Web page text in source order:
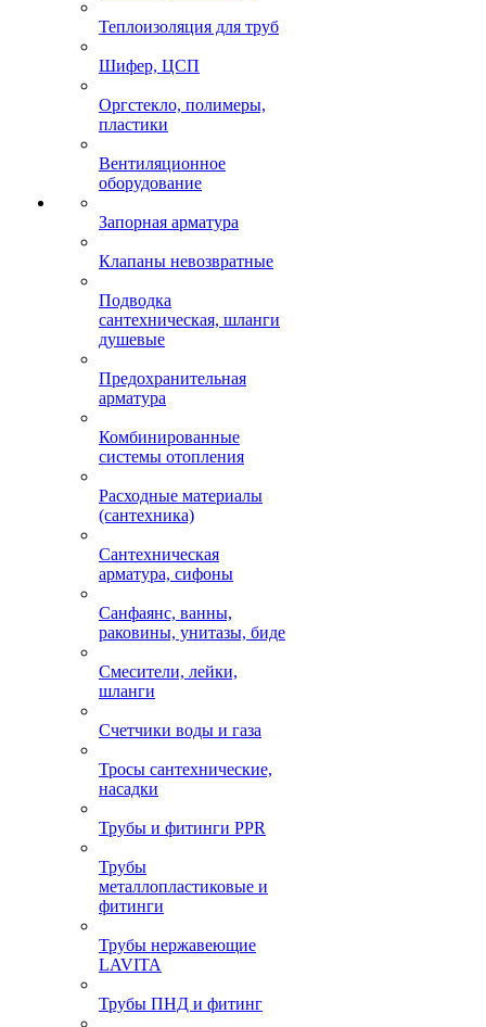
Теплоизоляция для труб
Шифер, ЦСП
Оргстекло, полимеры,
пластики
Вентиляционное
оборудование
Запорная арматура
Клапаны невозвратные
Подводка
сантехническая, шланги
душевые
Предохранительная
арматура
Комбинированные
системы отопления
Расходные материалы
(сантехника)
Сантехническая
арматура, сифоны
Санфаянс, ванны,
раковины, унитазы, биде
Смесители, лейки,
шланги
Счетчики воды и газа
Тросы сантехнические,
насадки
Трубы и фитинги PPR
Трубы
металлопластиковые и
фитинги
Трубы нержавеющие
LAVITA
Трубы ПНД и фитинг